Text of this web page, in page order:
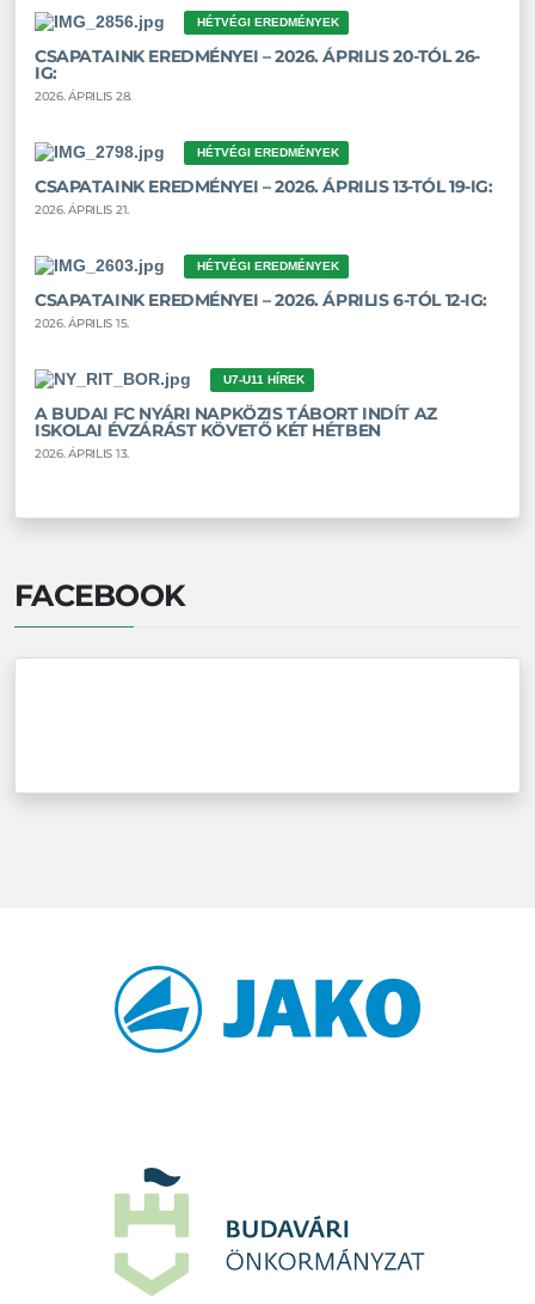
HÉTVÉGI EREDMÉNYEK
CSAPATAINK EREDMÉNYEI – 2026. ÁPRILIS 20-TÓL 26-
IG:
2026. ÁPRILIS 28.
HÉTVÉGI EREDMÉNYEK
CSAPATAINK EREDMÉNYEI – 2026. ÁPRILIS 13-TÓL 19-IG:
2026. ÁPRILIS 21.
HÉTVÉGI EREDMÉNYEK
CSAPATAINK EREDMÉNYEI – 2026. ÁPRILIS 6-TÓL 12-IG:
2026. ÁPRILIS 15.
U7-U11 HÍREK
A BUDAI FC NYÁRI NAPKÖZIS TÁBORT INDÍT AZ
ISKOLAI ÉVZÁRÁST KÖVETŐ KÉT HÉTBEN
2026. ÁPRILIS 13.
FACEBOOK